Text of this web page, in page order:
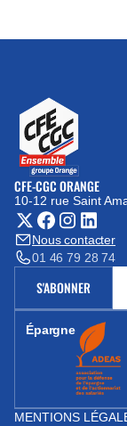
CFE-CGC ORANGE
10-12 rue Saint
(nouvelle fenêtre)
Nous contacter
01 46 79 28 74
S'ABONNER(NOUVELLE
Épargne
(nouvelle
MENTIONS